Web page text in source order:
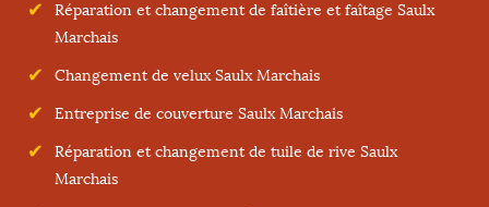
Réparation et changement de faîtière et faîtage Saulx
Marchais
Changement de velux Saulx Marchais
Entreprise de couverture Saulx Marchais
Réparation et changement de tuile de rive Saulx
Marchais